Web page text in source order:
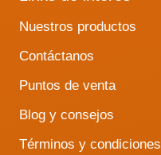
Nuestros productos
Contáctanos
Puntos de venta
Blog y consejos
Términos y condiciones